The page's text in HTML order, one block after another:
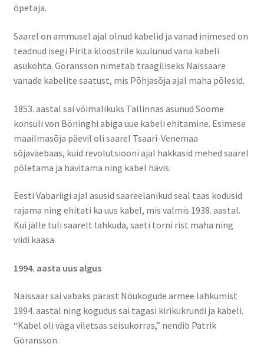
õpetaja.
Saarel on ammusel ajal olnud kabelid ja vanad inimesed on
teadnud isegi Pirita kloostrile kuulunud vana kabeli
asukohta. Göransson nimetab traagiliseks Naissaare
vanade kabelite saatust, mis Põhjasõja ajal maha põlesid.
1853. aastal sai võimalikuks Tallinnas asunud Soome
konsuli von Böninghi abiga uue kabeli ehitamine. Esimese
maailmasõja päevil oli saarel Tsaari-Venemaa
sõjaväebaas, kuid revolutsiooni ajal hakkasid mehed saarel
põletama ja hävitama ning kabel hävis.
Eesti Vabariigi ajal asusid saareelanikud seal taas kodusid
rajama ning ehitati ka uus kabel, mis valmis 1938. aastal.
Kui jälle tuli saarelt lahkuda, saeti torni rist maha ning
viidi kaasa.
1994. aasta uus algus
Naissaar sai vabaks pärast Nõukogude armee lahkumist
1994. aastal ning kogudus sai tagasi kirikukrundi ja kabeli.
“Kabel oli väga viletsas seisukorras,” nendib Patrik
Göransson.